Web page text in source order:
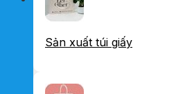
Sản xuất túi giấy